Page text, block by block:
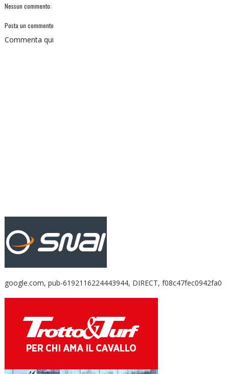
Nessun commento:
Posta un commento
Commenta qui
google.com, pub-6192116224443944, DIRECT, f08c47fec0942fa0